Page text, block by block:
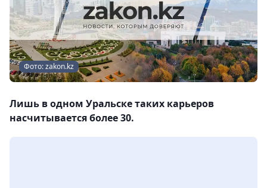
Фото: zakon.kz
Лишь в одном Уральске таких карьеров
насчитывается более 30.